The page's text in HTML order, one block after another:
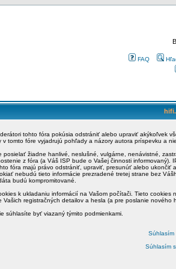
FAQ
tohto fóra pokúsia odstrániť alebo upraviť akýkoľvek
v tomto fóre vyjadrujú pohľady a názory autora príspevku a
žiadne hanlivé, neslušné, vulgárne, nenávistné,
z fóra (a Váš ISP bude o Vašej činnosti
fóra majú právo odstrániť, upraviť, presunúť alebo
nebudú tieto informácie prezradené tretej strane bez
budú kompromitované.
k ukladaniu informácií na Vašom počítači. Tieto
registračných detailov a hesla (a pre poslanie nového
súhlasíte byť viazaný týmito podmienkami.
Súhlasím
Súhlasím